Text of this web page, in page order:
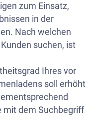
zum Einsatz,
in der
Nach welchen
suchen, ist
Ihres vor
soll erhöht
mit dem Suchbegriff